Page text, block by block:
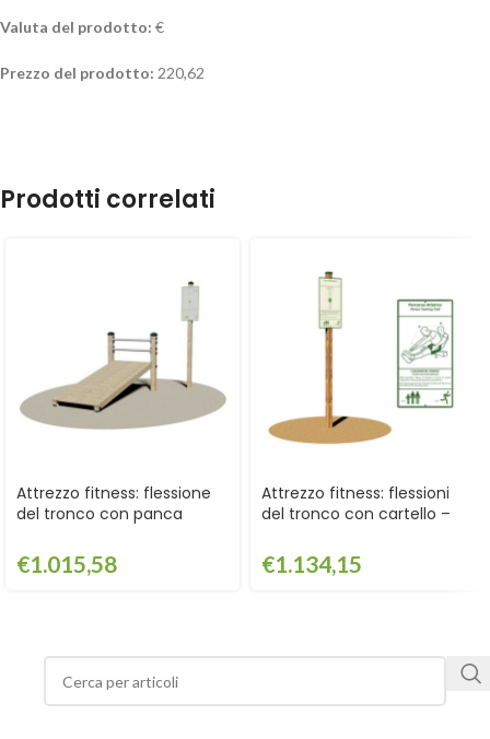
Valuta del prodotto: €
Prezzo del prodotto: 220,62
Prodotti correlati
Attrezzo fitness: flessione
del tronco con panca
€1.015,58
Attrezzo fitness: flessioni
del tronco con cartello –
€1.134,15